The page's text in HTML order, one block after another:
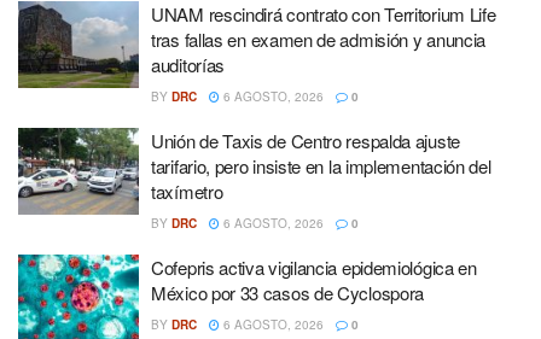
UNAM rescindirá contrato con Territorium Life
tras fallas en examen de admisión y anuncia
auditorías
BY DRC 6 AGOSTO, 2026 0
Unión de Taxis de Centro respalda ajuste
tarifario, pero insiste en la implementación del
taxímetro
BY DRC 6 AGOSTO, 2026 0
Cofepris activa vigilancia epidemiológica en
México por 33 casos de Cyclospora
BY DRC 6 AGOSTO, 2026 0